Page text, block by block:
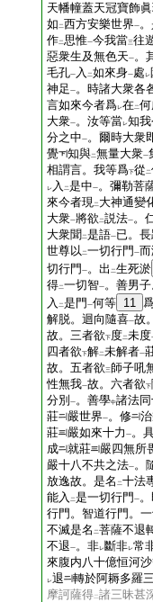
天幡幢蓋天冠寶飾
如 二西方安樂世界一
作二思惟一今我當三往
惡衆生及無色天一。
毛孔一 入 二如來身一處 レ
神足 一。時諸大衆各
言如來今者爲レ在二
大衆一。汝等當レ知
分之中一。爾時大衆
覺
知與二無量大衆一
相謂言。我等爲下從 二
レ 入 二是中一。彌勒菩
來今者現二 大神通變
大衆一將欲 二説法一。
大衆聞 二是語一已。
世尊以 二一切行門 一
切行門 一。出 二生死淤
得二一切智一。善男
入 二是門 一何等 11
解脱。迴向隨喜一故
故。三者欲下度二未度
四者欲下解二未解者一
故。五者欲三師子吼
性無我一故。六者欲下
分別 一。善學中諸法
莊
嚴世界一。修
莊
嚴如來十力 一。
成
就莊
嚴四無所
嚴十八不共之法一。
放逸故。是名 二十法
能入 二是一切行門 一
行門。智道行門。
不滅是名 二菩薩不退
不退一。非レ斷非レ常
來腹内八十億恒河
レ退
轉於阿耨多羅
摩訶薩得二諸三昧甚